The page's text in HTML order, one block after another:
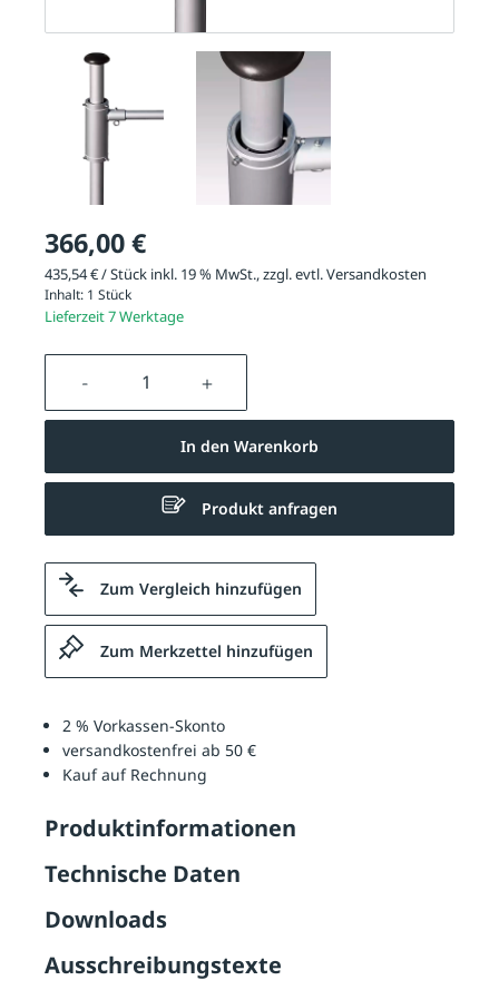
366,00 €
435,54 € / Stück inkl. 19 % MwSt., zzgl. evtl.Versandkosten
Inhalt: 1 Stück
Lieferzeit 7 Werktage
Produkt Anzahl: Gib den
In den Warenkorb
Produkt anfragen
Zum Vergleich hinzufügen
Zum Merkzettel hinzufügen
2 % Vorkassen-Skonto
versandkostenfrei ab 50 €
Kauf auf Rechnung
Produktinformationen
Technische Daten
Downloads
Ausschreibungstexte